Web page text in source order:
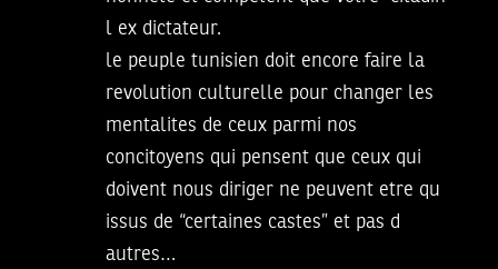
l ex dictateur.
le peuple tunisien doit encore faire la
revolution culturelle pour changer les
mentalites de ceux parmi nos
concitoyens qui pensent que ceux qui
doivent nous diriger ne peuvent etre qu
issus de “certaines castes” et pas d
autres…